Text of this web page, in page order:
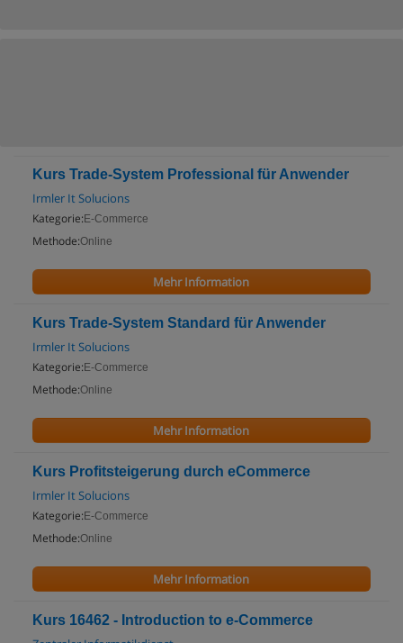
Kurs Trade-System Professional für Anwender
Irmler It Solucions
Kategorie: E-Commerce
Methode:Online
Mehr Information
Kurs Trade-System Standard für Anwender
Irmler It Solucions
Kategorie: E-Commerce
Methode:Online
Mehr Information
Kurs Profitsteigerung durch eCommerce
Irmler It Solucions
Kategorie: E-Commerce
Methode:Online
Mehr Information
Kurs 16462 - Introduction to e-Commerce